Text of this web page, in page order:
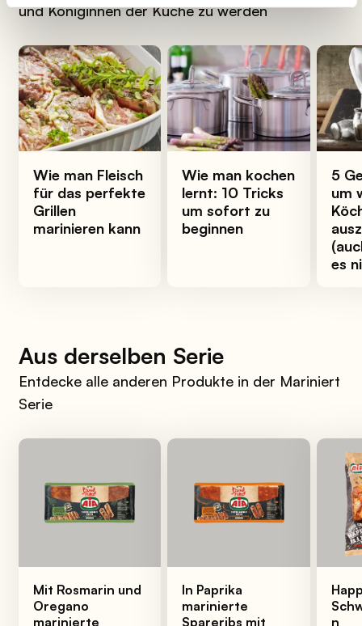
und Königinnen der Küche zu werden
Wie man Fleisch
für das perfekte
Grillen
marinieren kann
Wie man kochen
lernt: 10 Tricks
um sofort zu
beginnen
5
um
es
Aus derselben Serie
Entdecke alle anderen Produkte in der Mariniert
Serie
Mit Rosmarin und
Oregano
marinierte
In Paprika
marinierte
Spareribs mit
n